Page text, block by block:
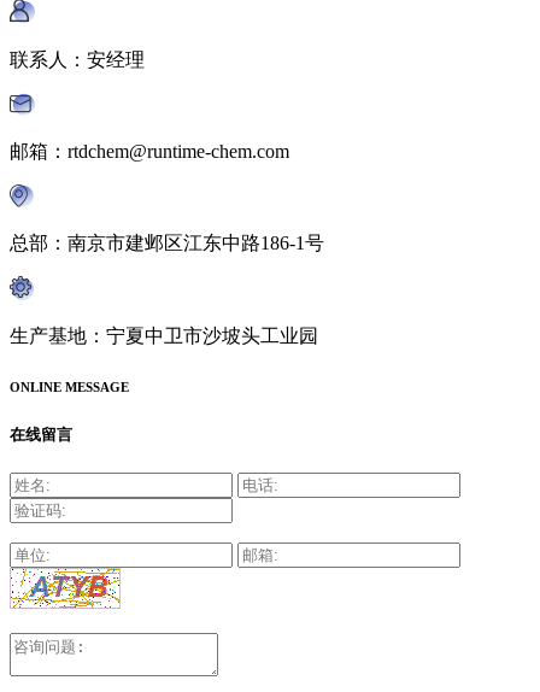
联系人：安经理
邮箱：rtdchem@runtime-chem.com
总部：南京市建邺区江东中路186-1号
生产基地：宁夏中卫市沙坡头工业园
ONLINE MESSAGE
在线留言